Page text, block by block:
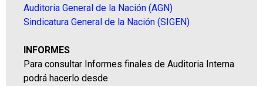
Auditoria General de la Nación (AGN)
Sindicatura General de la Nación (SIGEN)
INFORMES
Para consultar Informes finales de Auditoria Interna
podrá hacerlo desde